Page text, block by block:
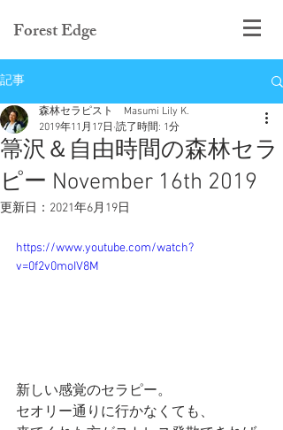
Forest Edge
記事
箒沢＆自由時間の森林セラ
ピー November 16th 2019
森林セラピスト Masumi Lily K.
2019年11月17日 読了時間: 1分
更新日： 2021年6月19日
https://www.youtube.com/watch?
v=0f2v0moIV8M
新しい感覚のセラピー。
セオリー通りに行かなくても、